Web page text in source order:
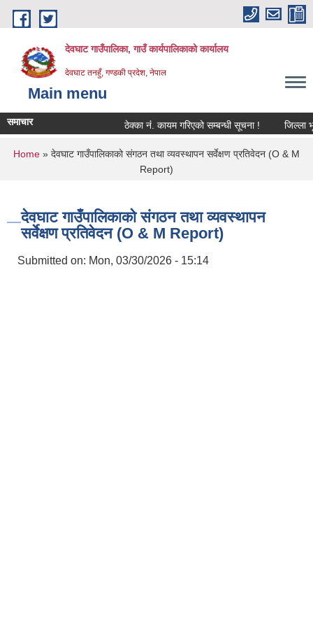
Skip to main content
देवघाट गाउँपालिका, गाउँ कार्यपालिकाको कार्यालय
देवघाट तनहुँ, गण्डकी प्रदेश, नेपाल
Main menu
समाचार ठेक्का नंं. कायम गरिएको सम्बन्धी सूचना ! जिल्ला
You are here
Home » देवघाट गाउँपालिकाको संगठन तथा व्यवस्थापन सर्वेक्षण प्रतिवेदन (O & M
Report)
देवघाट गाउँपालिकाको संगठन तथा व्यवस्थापन
सर्वेक्षण प्रतिवेदन (O & M Report)
Submitted on: Mon, 03/30/2026 - 15:14